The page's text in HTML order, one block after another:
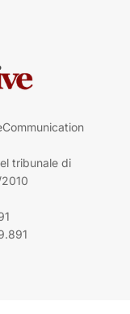
tribunale di